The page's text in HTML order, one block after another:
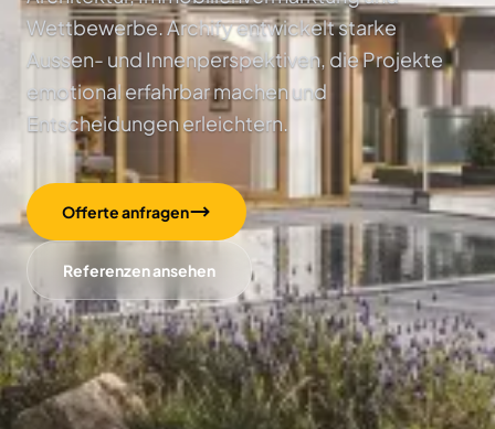
Wettbewerbe. Archify entwickelt starke
Aussen- und Innenperspektiven, die Projekte
emotional erfahrbar machen und
Entscheidungen erleichtern.
Offerte anfragen
Referenzen ansehen